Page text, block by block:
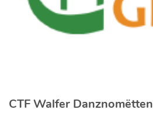
CTF Walfer Danznomëtten